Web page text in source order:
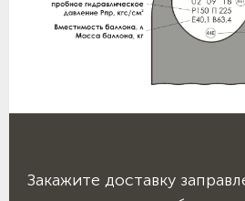
Закажите доставку